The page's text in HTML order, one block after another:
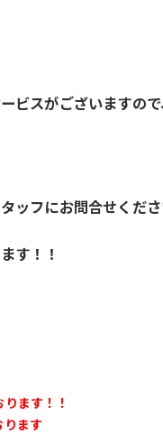
ビスがございますので
ッフにお問合せくだ
す！！
ます！！
ます